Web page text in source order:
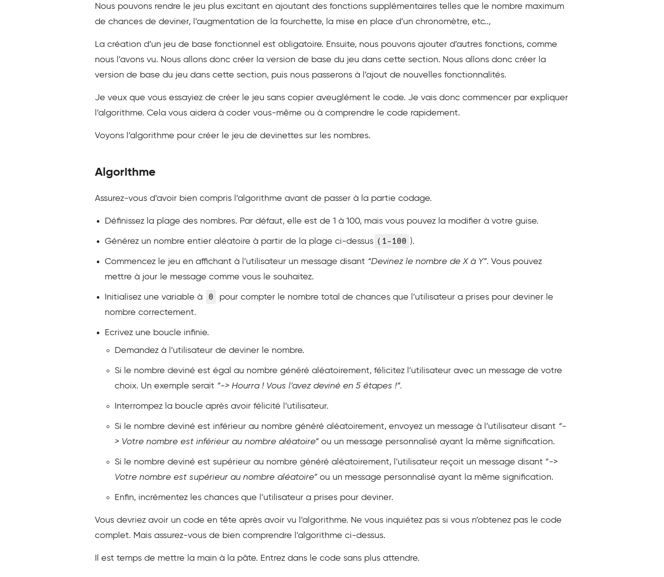
Nous pouvons rendre le jeu plus excitant en ajoutant des fonctions supplémentaires telles que le nombre maximum
de chances de deviner, l’augmentation de la fourchette, la mise en place d’un chronomètre, etc..,
La création d’un jeu de base fonctionnel est obligatoire. Ensuite, nous pouvons ajouter d’autres fonctions, comme
nous l’avons vu. Nous allons donc créer la version de base du jeu dans cette section. Nous allons donc créer la
version de base du jeu dans cette section, puis nous passerons à l’ajout de nouvelles fonctionnalités.
Je veux que vous essayiez de créer le jeu sans copier aveuglément le code. Je vais donc commencer par expliquer
l’algorithme. Cela vous aidera à coder vous-même ou à comprendre le code rapidement.
Voyons l’algorithme pour créer le jeu de devinettes sur les nombres.
Algorithme
Assurez-vous d’avoir bien compris l’algorithme avant de passer à la partie codage.
Définissez la plage des nombres. Par défaut, elle est de 1 à 100, mais vous pouvez la modifier à votre guise.
Générez un nombre entier aléatoire à partir de la plage ci-dessus (1-100 ).
Commencez le jeu en affichant à l’utilisateur un message disant “Devinez le nombre de X à Y”. Vous pouvez
mettre à jour le message comme vous le souhaitez.
Initialisez une variable à 0
pour compter le nombre total de chances que l’utilisateur a prises pour deviner le
nombre correctement.
Ecrivez une boucle infinie.
Demandez à l’utilisateur de deviner le nombre.
Si le nombre deviné est égal au nombre généré aléatoirement, félicitez l’utilisateur avec un message de votre
choix. Un exemple serait “-> Hourra ! Vous l’avez deviné en 5 étapes !”.
Interrompez la boucle après avoir félicité l’utilisateur.
Si le nombre deviné est inférieur au nombre généré aléatoirement, envoyez un message à l’utilisateur disant “-
> Votre nombre est inférieur au nombre aléatoire” ou un message personnalisé ayant la même signification.
Si le nombre deviné est supérieur au nombre généré aléatoirement, l’utilisateur reçoit un message disant “->
Votre nombre est supérieur au nombre aléatoire” ou un message personnalisé ayant la même signification.
Enfin, incrémentez les chances que l’utilisateur a prises pour deviner.
Vous devriez avoir un code en tête après avoir vu l’algorithme. Ne vous inquiétez pas si vous n’obtenez pas le code
complet. Mais assurez-vous de bien comprendre l’algorithme ci-dessus.
Il est temps de mettre la main à la pâte. Entrez dans le code sans plus attendre.